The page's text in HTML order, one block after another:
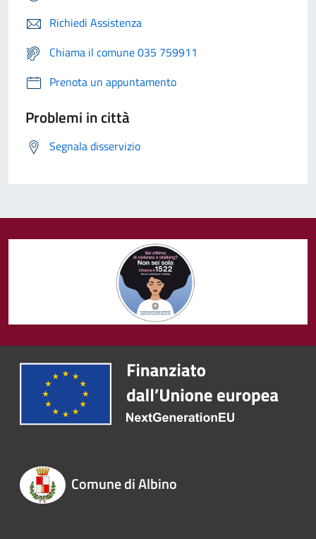
Richiedi Assistenza
Chiama il comune 035 759911
Prenota un appuntamento
Problemi in città
Segnala disservizio
Comune di Albino